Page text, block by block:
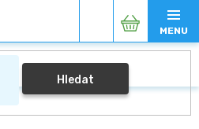
Hledat
Nákupní
košík